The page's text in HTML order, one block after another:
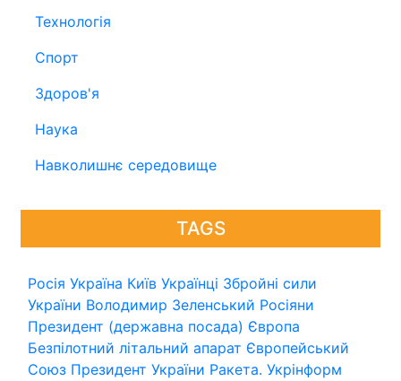
Технологія
Спорт
Здоров'я
Наука
Навколишнє середовище
TAGS
Росія Україна Київ Українці Збройні сили
України Володимир Зеленський Росіяни
Президент (державна посада) Європа
Безпілотний літальний апарат Європейський
Союз Президент України Ракета. Укрінформ